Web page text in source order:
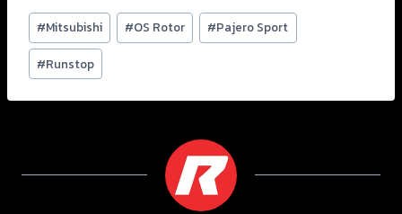
#Mitsubishi #OS Rotor #Pajero Sport
#Runstop